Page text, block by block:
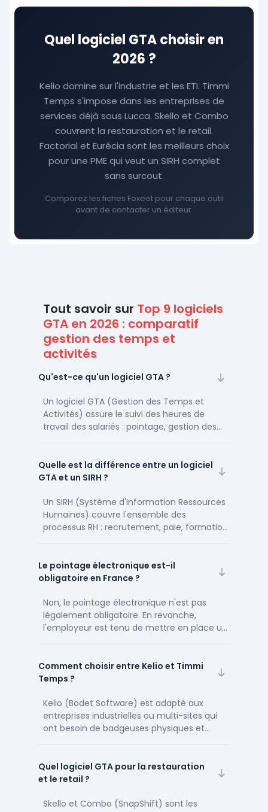
Quel logiciel GTA choisir en
2026 ?
Kelio domine sur l'industrie et les ETI. Timmi
Temps s'impose dans les entreprises de
services déjà sous Lucca. Skello et Combo
couvrent la restauration et le retail.
Factorial et Eurécia sont les meilleurs choix
pour une PME qui veut un SIRH complet
sans surcout.
Comparez les fiches Foxeet pour chaque outil
avant de contacter un éditeur.
Tout savoir sur Top 9 logiciels
GTA en 2026 : comparatif
gestion des temps et
activités
Qu'est-ce qu'un logiciel GTA ?
Un logiciel GTA (Gestion des Temps et
Activités) assure le suivi des heures de
travail des salariés : pointage, gestion des
la conformité avec le Code du travail
français (35h, forfait-jours, heures
Quelle est la différence entre un logiciel
GTA et un SIRH ?
Un SIRH (Système d'Information Ressources
Humaines) couvre l'ensemble des
processus RH : recrutement, paie, formation,
travail. Certains SIRH comme Factorial ou
Eurécia intègrent un module GTA. D'autres
uniquement sur la gestion des temps.
Le pointage électronique est-il
obligatoire en France ?
Non, le pointage électronique n'est pas
légalement obligatoire. En revanche,
l'employeur est tenu de mettre en place un
du Code du travail). Un logiciel GTA répond
à cette obligation tout en automatisant les
Comment choisir entre Kelio et Timmi
Temps ?
Kelio (Bodet Software) est adapté aux
entreprises industrielles ou multi-sites qui
ont besoin de badgeuses physiques et
de services déjà équipées de modules
Lucca (paie Pagga, congés Figgo)
matériel physique.
Quel logiciel GTA pour la restauration
et le retail ?
Skello et Combo (SnapShift) sont les